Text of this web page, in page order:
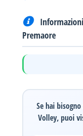
Premaore
Se hai
Volley, puoi